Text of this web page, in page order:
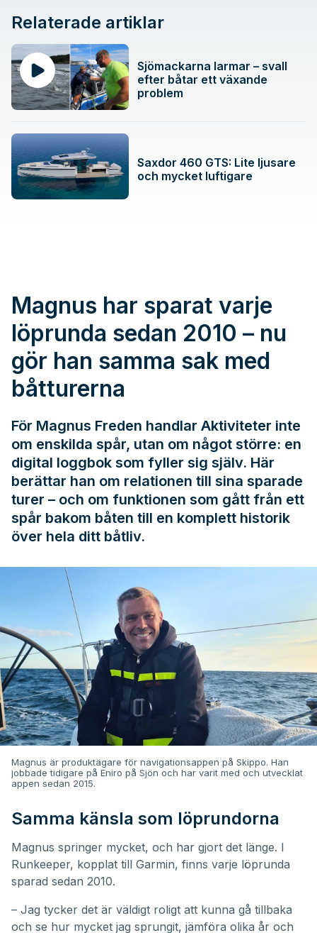
Relaterade artiklar
Sjömackarna larmar – svall
efter båtar ett växande
problem
Saxdor 460 GTS: Lite ljusare
och mycket luftigare
Magnus har sparat varje
löprunda sedan 2010 – nu
gör han samma sak med
båtturerna
För Magnus Freden handlar Aktiviteter inte
om enskilda spår, utan om något större: en
digital loggbok som fyller sig själv. Här
berättar han om relationen till sina sparade
turer – och om funktionen som gått från ett
spår bakom båten till en komplett historik
över hela ditt båtliv.
Magnus är produktägare för navigationsappen på Skippo. Han
jobbade tidigare på Eniro på Sjön och har varit med och utvecklat
appen sedan 2015.
Samma känsla som löprundorna
Magnus springer mycket, och har gjort det länge. I
Runkeeper, kopplat till Garmin, finns varje löprunda
sparad sedan 2010.
– Jag tycker det är väldigt roligt att kunna gå tillbaka
och se hur mycket jag sprungit, jämföra olika år och